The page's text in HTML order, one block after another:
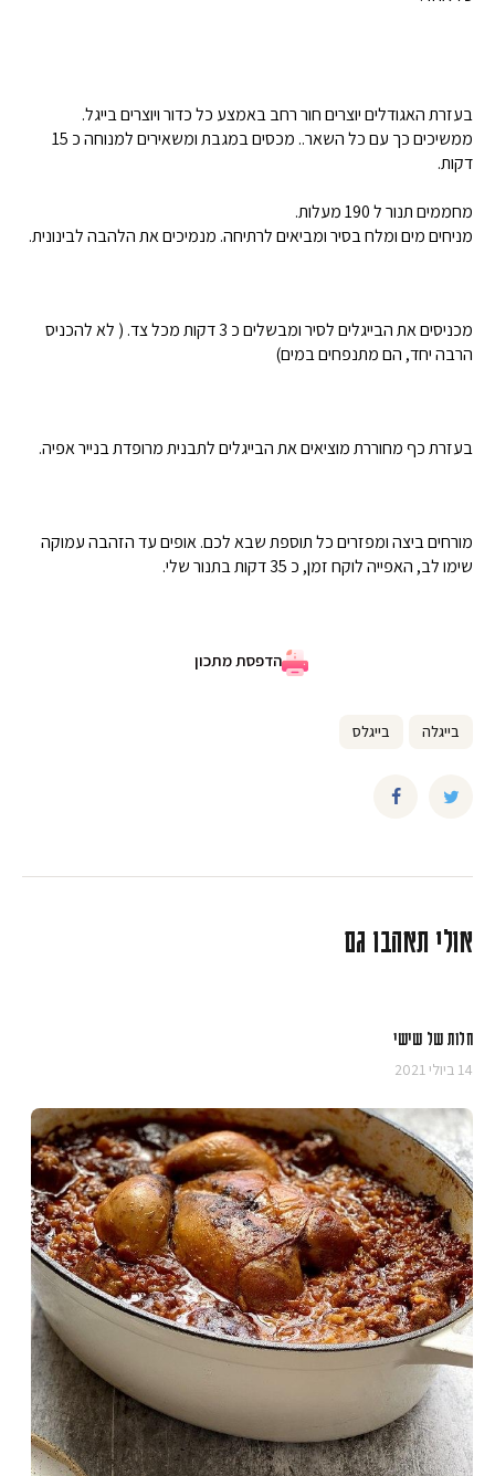
בעזרת האגודלים יוצרים חור רחב באמצע כל כדור ויוצרים בייגל.
ממשיכים כך עם כל השאר.. מכסים במגבת ומשאירים למנוחה כ 15
דקות.
מחממים תנור ל 190 מעלות.
מניחים מים ומלח בסיר ומביאים לרתיחה. מנמיכים את הלהבה לבינונית.
מכניסים את הבייגלים לסיר ומבשלים כ 3 דקות מכל צד. ( לא להכניס
הרבה יחד, הם מתנפחים במים)
בעזרת כף מחוררת מוציאים את הבייגלים לתבנית מרופדת בנייר אפיה.
מורחים ביצה ומפזרים כל תוספת שבא לכם. אופים עד הזהבה עמוקה
שימו לב, האפייה לוקח זמן, כ 35 דקות בתנור שלי.
הדפסת מתכון
בייגלה בייגלס
אולי תאהבו גם
חלות של שישי
14 ביולי 2021